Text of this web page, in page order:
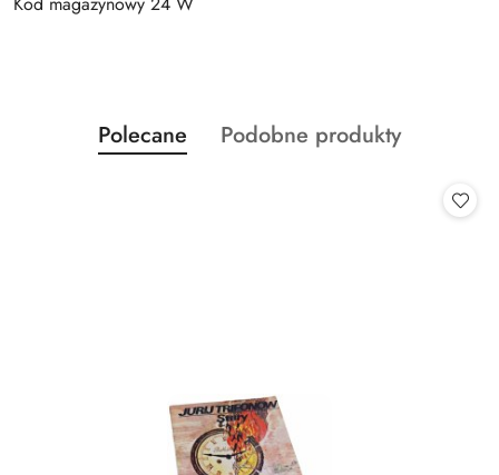
Pomiń karuzelę produktów
Produkty
o
Polecane
Produkty
Podobne produkty